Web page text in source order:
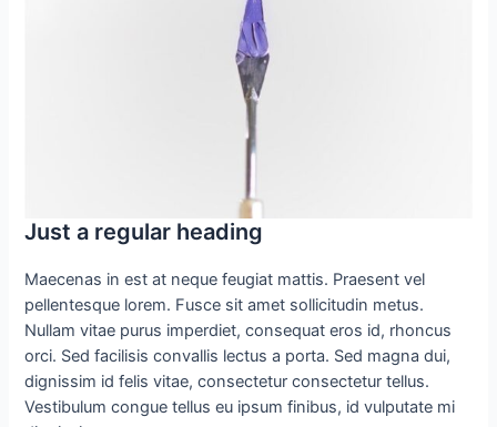
Just a regular heading
Maecenas in est at neque feugiat mattis. Praesent vel
pellentesque lorem. Fusce sit amet sollicitudin metus.
Nullam vitae purus imperdiet, consequat eros id, rhoncus
orci. Sed facilisis convallis lectus a porta. Sed magna dui,
dignissim id felis vitae, consectetur consectetur tellus.
Vestibulum congue tellus eu ipsum finibus, id vulputate mi